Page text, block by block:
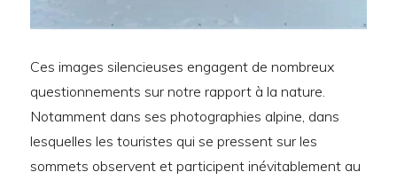
Ces images silencieuses engagent de nombreux
questionnements sur notre rapport à la nature.
Notamment dans ses photographies alpine, dans
lesquelles les touristes qui se pressent sur les
sommets observent et participent inévitablement au